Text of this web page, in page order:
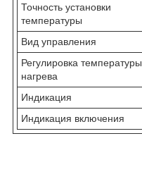
Точность установки
температуры
Вид управления
Регулировка температуры
нагрева
Индикация
Индикация включения